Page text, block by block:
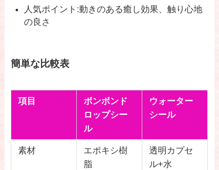
人気ポイント:動きのある癒し効果、触り心地
の良さ
簡単な比較表
項目
ボンボンド
ロップシー
ル
ウォーター
シール
素材
エポキシ樹
脂
透明カプセ
ル+水